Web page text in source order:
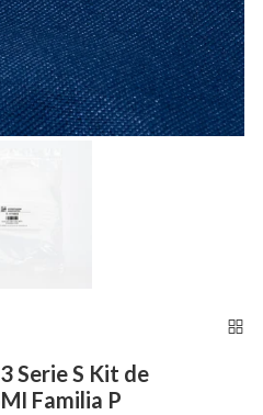
Serie S Kit de
Familia P